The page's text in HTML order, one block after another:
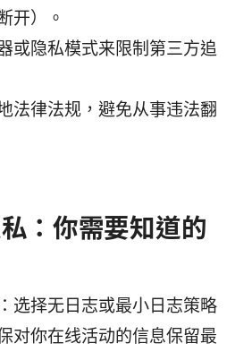
开）。
或隐私模式来限制第三方追
法律法规，避免从事违法翻
：你需要知道的
选择无日志或最小日志策略
对你在线活动的信息保留最